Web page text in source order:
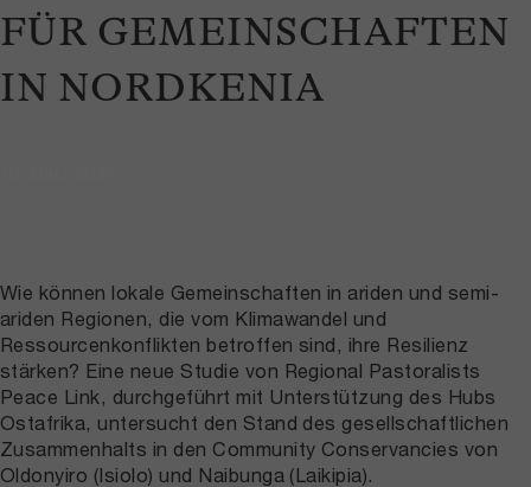
FÜR GEMEINSCHAFTEN
IN NORDKENIA
Wie können lokale Gemeinschaften in ariden und semi-
ariden Regionen, die vom Klimawandel und
Ressourcenkonflikten betroffen sind, ihre Resilienz
stärken? Eine neue Studie von Regional Pastoralists
Peace Link, durchgeführt mit Unterstützung des Hubs
Ostafrika, untersucht den Stand des gesellschaftlichen
Zusammenhalts in den Community Conservancies von
Oldonyiro (Isiolo) und Naibunga (Laikipia).